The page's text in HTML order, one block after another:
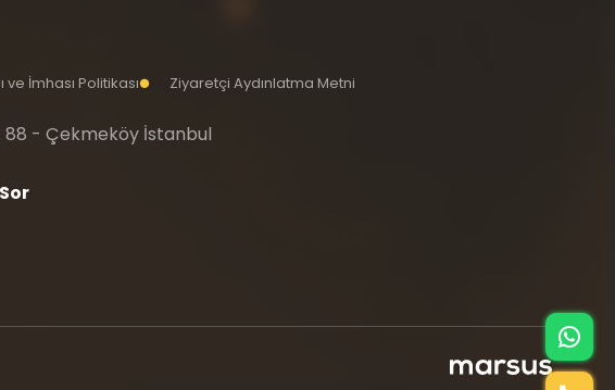
İmhası Politikası Ziyaretçi Aydınlatma Metni
88 - Çekmeköy İstanbul